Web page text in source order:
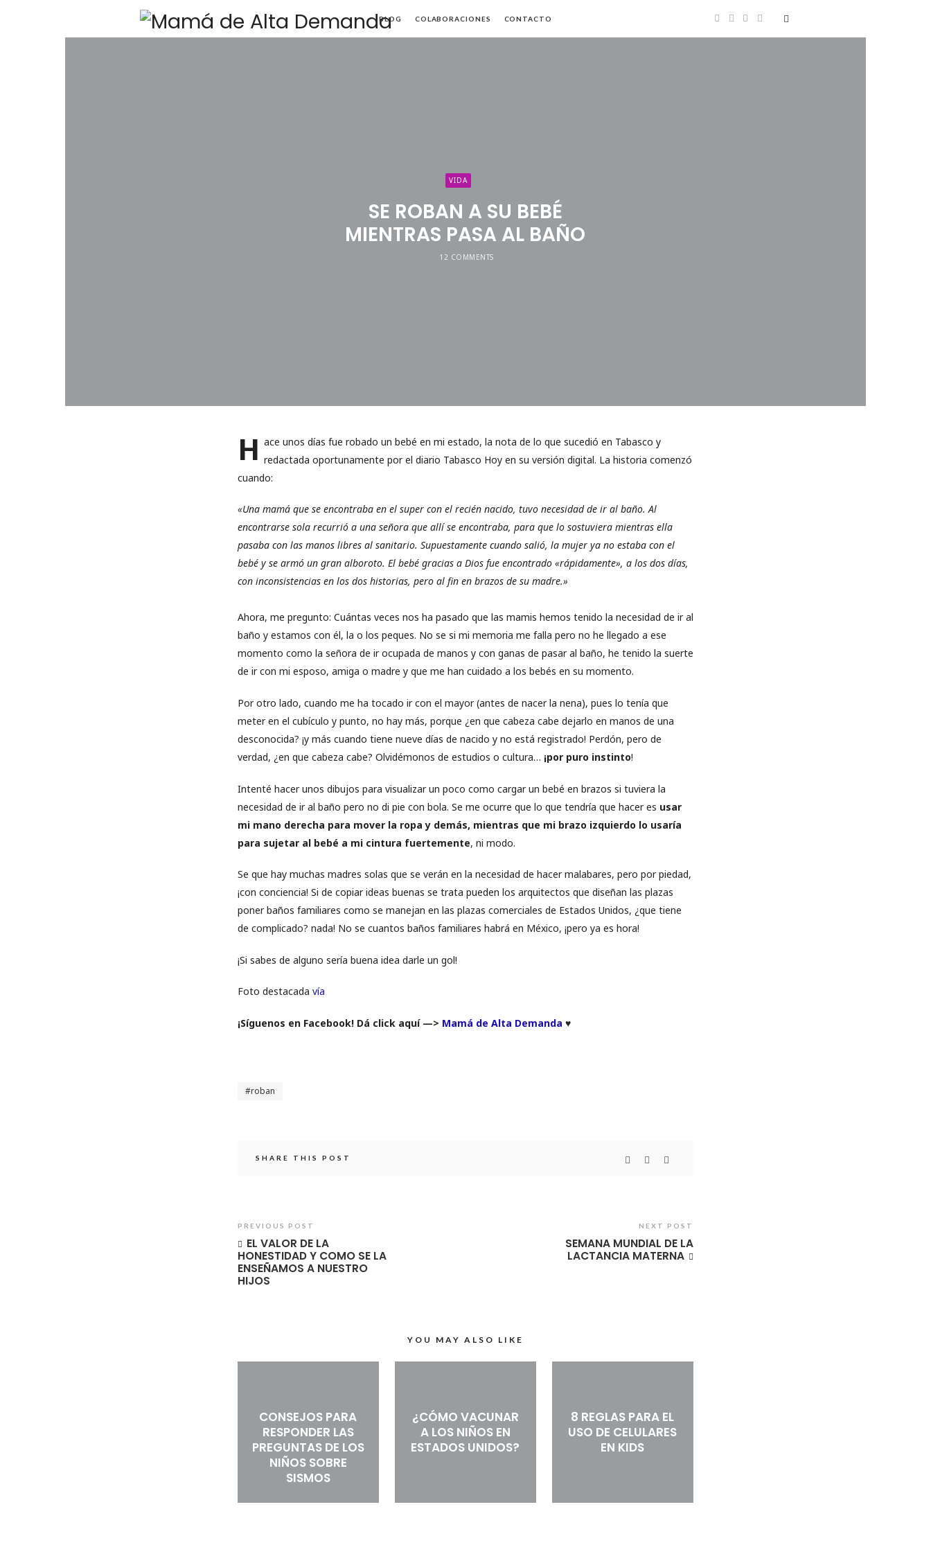
Mamá
de
BLOG COLABORACIONES CONTACTO
VIDA
SE ROBAN A SU BEBÉ
MIENTRAS PASA AL BAÑO
12 COMMENTS
H ace unos días fue robado un bebé en mi estado, la nota de lo que sucedió en Tabasco y
redactada oportunamente por el diario Tabasco Hoy en su versión digital. La historia comenzó
cuando:
«Una mamá que se encontraba en el super con el recién nacido, tuvo necesidad de ir al baño. Al
encontrarse sola recurrió a una señora que allí se encontraba, para que lo sostuviera mientras ella
pasaba con las manos libres al sanitario. Supuestamente cuando salió, la mujer ya no estaba con el
bebé y se armó un gran alboroto. El bebé gracias a Dios fue encontrado «rápidamente», a los dos días,
con inconsistencias en los dos historias, pero al fin en brazos de su madre.»
Ahora, me pregunto: Cuántas veces nos ha pasado que las mamis hemos tenido la necesidad de ir al
baño y estamos con él, la o los peques. No se si mi memoria me falla pero no he llegado a ese
momento como la señora de ir ocupada de manos y con ganas de pasar al baño, he tenido la suerte
de ir con mi esposo, amiga o madre y que me han cuidado a los bebés en su momento.
Por otro lado, cuando me ha tocado ir con el mayor (antes de nacer la nena), pues lo tenía que
meter en el cubículo y punto, no hay más, porque ¿en que cabeza cabe dejarlo en manos de una
desconocida? ¡y más cuando tiene nueve días de nacido y no está registrado! Perdón, pero de
verdad, ¿en que cabeza cabe? Olvidémonos de estudios o cultura… ¡por puro instinto!
Intenté hacer unos dibujos para visualizar un poco como cargar un bebé en brazos si tuviera la
necesidad de ir al baño pero no di pie con bola. Se me ocurre que lo que tendría que hacer es usar
mi mano derecha para mover la ropa y demás, mientras que mi brazo izquierdo lo usaría
para sujetar al bebé a mi cintura fuertemente, ni modo.
Se que hay muchas madres solas que se verán en la necesidad de hacer malabares, pero por piedad,
¡con conciencia! Si de copiar ideas buenas se trata pueden los arquitectos que diseñan las plazas
poner baños familiares como se manejan en las plazas comerciales de Estados Unidos, ¿que tiene
de complicado? nada! No se cuantos baños familiares habrá en México, ¡pero ya es hora!
¡Si sabes de alguno sería buena idea darle un gol!
Foto destacada vía
¡Síguenos en Facebook! Dá click aquí —> Mamá de Alta Demanda ♥
roban
SHARE THIS POST
PREVIOUS POST
EL VALOR DE LA
HONESTIDAD Y COMO SE LA
ENSEÑAMOS A NUESTRO
HIJOS
NEXT POST
SEMANA MUNDIAL DE LA
LACTANCIA MATERNA
YOU MAY ALSO LIKE
CONSEJOS PARA
RESPONDER LAS
PREGUNTAS DE LOS
NIÑOS SOBRE
SISMOS
¿CÓMO VACUNAR
A LOS NIÑOS EN
ESTADOS UNIDOS?
8 REGLAS PARA EL
USO DE CELULARES
EN KIDS